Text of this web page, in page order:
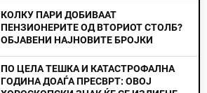
КОЛКУ ПАРИ ДОБИВААТ
ПЕНЗИОНЕРИТЕ ОД ВТОРИОТ СТОЛБ?
ОБЈАВЕНИ НАЈНОВИТЕ БРОЈКИ
ПО ЦЕЛА ТЕШКА И КАТАСТРОФАЛНА
ГОДИНА ДОАЃА ПРЕСВРТ: ОВОЈ